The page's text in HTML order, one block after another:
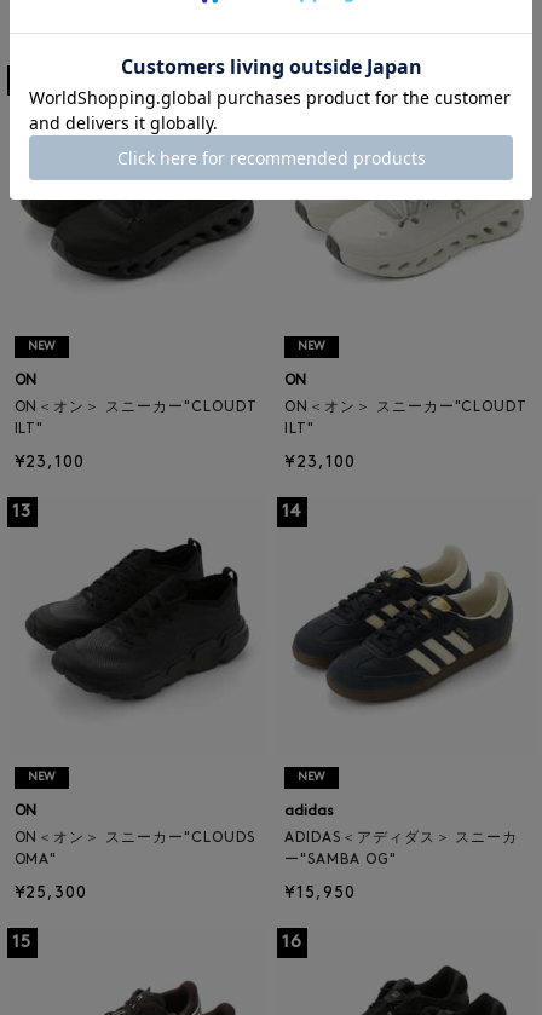
¥23,100 ¥15,950
NEW
ON
ON＜オン＞ スニーカー"CLOUDT
ILT"
¥23,100
12
NEW
ON
ON＜オン＞ スニーカー"CLOUDT
ILT"
¥23,100
13
NEW
ON
ON＜オン＞ スニーカー"CLOUDS
OMA"
¥25,300
14
NEW
adidas
ADIDAS＜アディダス＞ スニーカ
ー"SAMBA OG"
¥15,950
15 16